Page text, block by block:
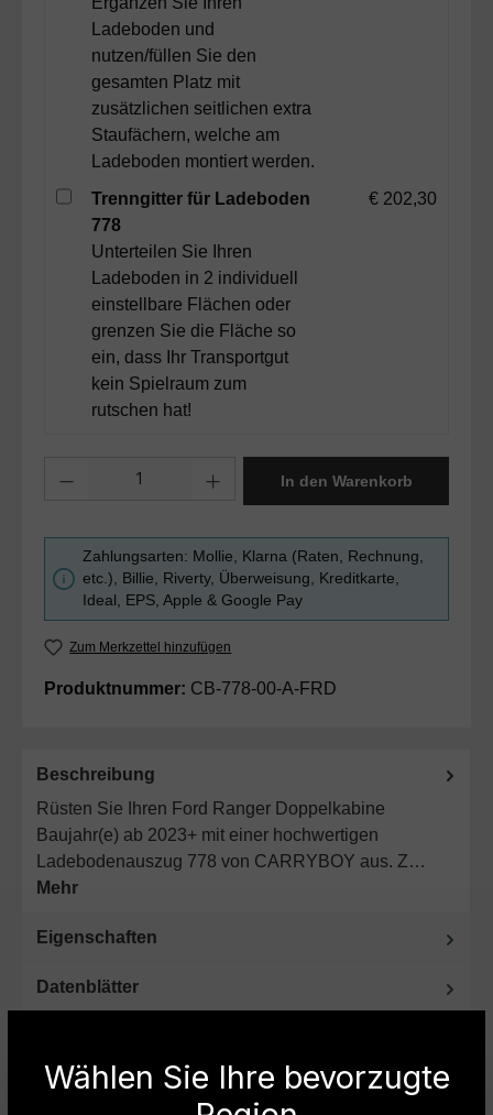
Ladeboden und
nutzen/füllen Sie den
gesamten Platz mit
zusätzlichen seitlichen extra
Staufächern, welche am
Ladeboden montiert werden.
Trenngitter für Ladeboden
778
Unterteilen Sie Ihren
Ladeboden in 2 individuell
einstellbare Flächen oder
grenzen Sie die Fläche so
ein, dass Ihr Transportgut
kein Spielraum zum
rutschen hat!
€ 202,30
In den Warenkorb
Zahlungsarten: Mollie, Klarna (Raten, Rechnung,
etc.), Billie, Riverty, Überweisung, Kreditkarte,
Ideal, EPS, Apple & Google Pay
Zum Merkzettel hinzufügen
Produktnummer: CB-778-00-A-FRD
Beschreibung
Rüsten Sie Ihren Ford Ranger Doppelkabine
Baujahr(e) ab 2023+ mit einer hochwertigen
Ladebodenauszug 778 von CARRYBOY aus. Z…
Mehr
Eigenschaften
Datenblätter
Wählen Sie Ihre bevorzugte